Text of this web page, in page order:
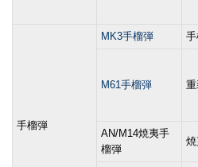
手榴弾
MK3手榴弾
M61手榴弾
AN/M14焼夷手
榴弾